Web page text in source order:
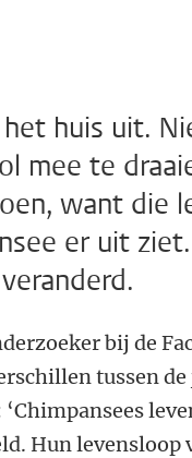
huis uit.
mee te
want die
er uit
bij de
tussen de
Hun levensloop